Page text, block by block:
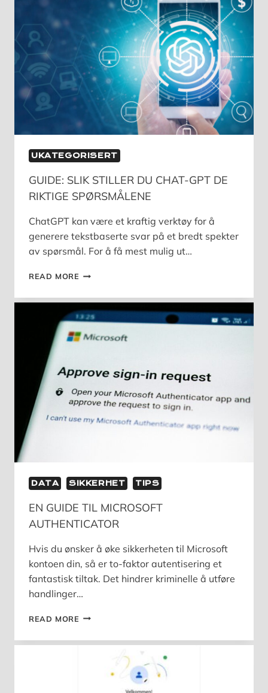
UKATEGORISERT
GUIDE: SLIK STILLER DU CHAT-GPT DE
RIKTIGE SPØRSMÅLENE
ChatGPT kan være et kraftig verktøy for å
generere tekstbaserte svar på et bredt spekter
av spørsmål. For å få mest mulig ut…
READ MORE GUIDE:
STILLER
DU
CHAT-
GPT
DE
SPØRSMÅLENE
DATA SIKKERHET TIPS
EN GUIDE TIL MICROSOFT
AUTHENTICATOR
Hvis du ønsker å øke sikkerheten til Microsoft
kontoen din, så er to-faktor autentisering et
fantastisk tiltak. Det hindrer kriminelle å utføre
handlinger…
READ MORE EN
TIL
AUTHENTICATOR